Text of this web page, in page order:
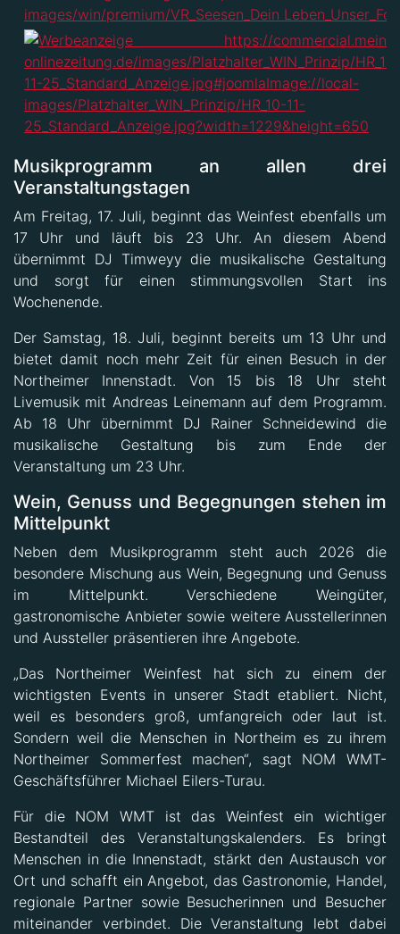
Musikprogramm an allen drei
Veranstaltungstagen
Am Freitag, 17. Juli, beginnt das Weinfest ebenfalls um
17 Uhr und läuft bis 23 Uhr. An diesem Abend
übernimmt DJ Timweyy die musikalische Gestaltung
und sorgt für einen stimmungsvollen Start ins
Wochenende.
Der Samstag, 18. Juli, beginnt bereits um 13 Uhr und
bietet damit noch mehr Zeit für einen Besuch in der
Northeimer Innenstadt. Von 15 bis 18 Uhr steht
Livemusik mit Andreas Leinemann auf dem Programm.
Ab 18 Uhr übernimmt DJ Rainer Schneidewind die
musikalische Gestaltung bis zum Ende der
Veranstaltung um 23 Uhr.
Wein, Genuss und Begegnungen stehen im
Mittelpunkt
Neben dem Musikprogramm steht auch 2026 die
besondere Mischung aus Wein, Begegnung und Genuss
im Mittelpunkt. Verschiedene Weingüter,
gastronomische Anbieter sowie weitere Ausstellerinnen
und Aussteller präsentieren ihre Angebote.
„Das Northeimer Weinfest hat sich zu einem der
wichtigsten Events in unserer Stadt etabliert. Nicht,
weil es besonders groß, umfangreich oder laut ist.
Sondern weil die Menschen in Northeim es zu ihrem
Northeimer Sommerfest machen“, sagt NOM WMT-
Geschäftsführer Michael Eilers-Turau.
Für die NOM WMT ist das Weinfest ein wichtiger
Bestandteil des Veranstaltungskalenders. Es bringt
Menschen in die Innenstadt, stärkt den Austausch vor
Ort und schafft ein Angebot, das Gastronomie, Handel,
regionale Partner sowie Besucherinnen und Besucher
miteinander verbindet. Die Veranstaltung lebt dabei